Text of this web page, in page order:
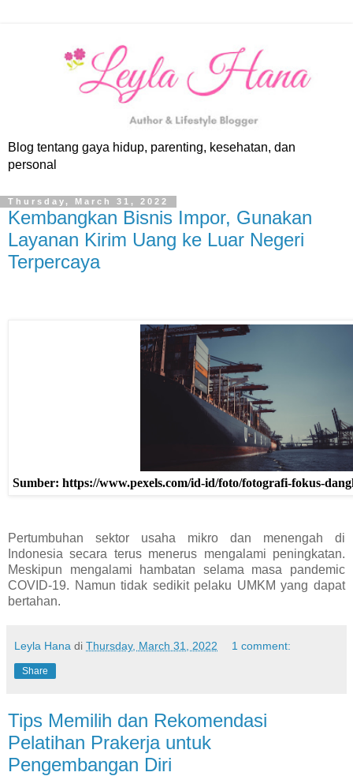
Blog tentang gaya hidup, parenting, kesehatan, dan
personal
Thursday, March 31, 2022
Kembangkan Bisnis Impor, Gunakan
Layanan Kirim Uang ke Luar Negeri
Terpercaya
Sumber: https://www.pexels.com/id-id/foto/fotografi-fokus-
Pertumbuhan sektor usaha mikro dan menengah di
Indonesia secara terus menerus mengalami peningkatan.
Meskipun mengalami hambatan selama masa pandemic
COVID-19. Namun tidak sedikit pelaku UMKM yang dapat
bertahan.
Leyla Hana di Thursday, March 31, 2022 1 comment:
Share
Tips Memilih dan Rekomendasi
Pelatihan Prakerja untuk
Pengembangan Diri